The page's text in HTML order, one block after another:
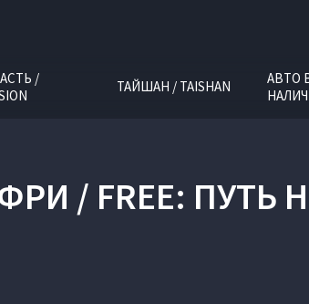
/
ТАЙШАН / TAISHAN
АВТО
ФРИ / FREE: